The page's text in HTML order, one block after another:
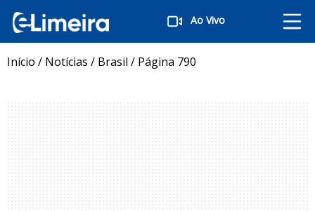
Ao Vivo
Início / Notícias / Brasil / Página 790